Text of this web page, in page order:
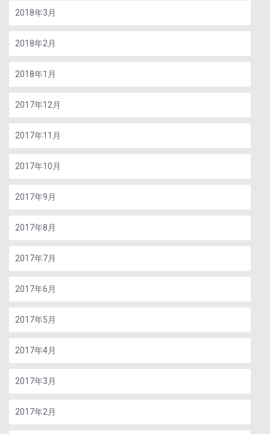
2018年3月
2018年2月
2018年1月
2017年12月
2017年11月
2017年10月
2017年9月
2017年8月
2017年7月
2017年6月
2017年5月
2017年4月
2017年3月
2017年2月